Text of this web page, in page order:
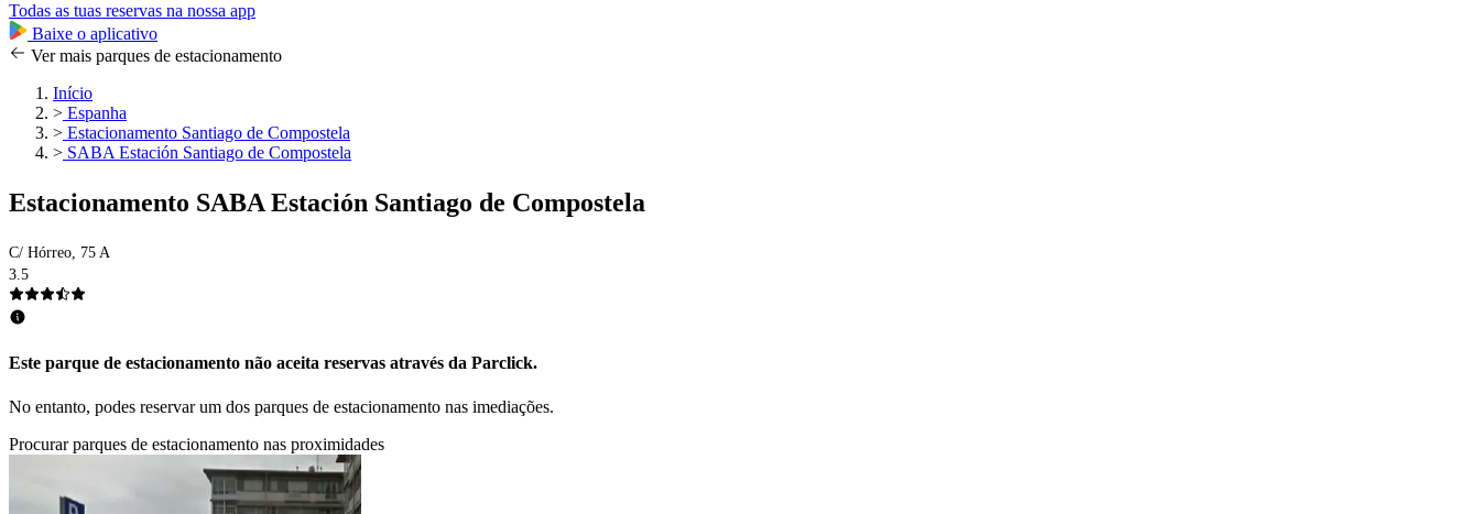
Todas as tuas reservas na nossa app
Baixe o aplicativo
Ver mais parques de estacionamento
Início
> Espanha
> Estacionamento Santiago de Compostela
> SABA Estación Santiago de Compostela
Estacionamento SABA Estación Santiago de Compostela
C/ Hórreo, 75 A
3.5
Este parque de estacionamento não aceita reservas através da Parclick.
No entanto, podes reservar um dos parques de estacionamento nas imediações.
Procurar parques de estacionamento nas proximidades